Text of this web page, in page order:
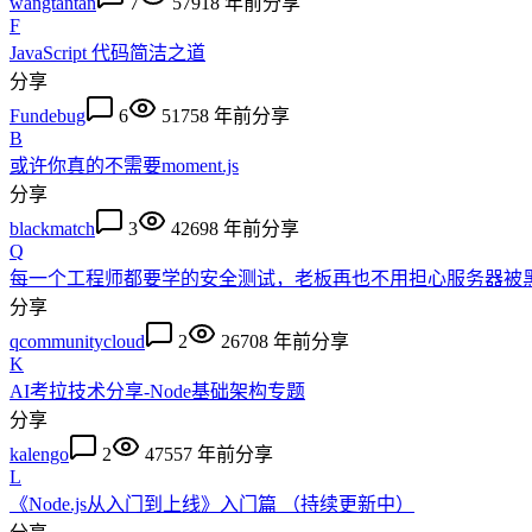
F
JavaScript 代码简洁之道
分享
Fundebug
6 51758 年前分享
B
或许你真的不需要moment.js
分享
blackmatch
3 42698 年前分享
Q
每一个工程师都要学的安全测试，老板再也不用担心服务器被
分享
qcommunitycloud
2 26708 年前分享
K
AI考拉技术分享-Node基础架构专题
分享
kalengo
2 47557 年前分享
L
《Node.js从入门到上线》入门篇 （持续更新中）